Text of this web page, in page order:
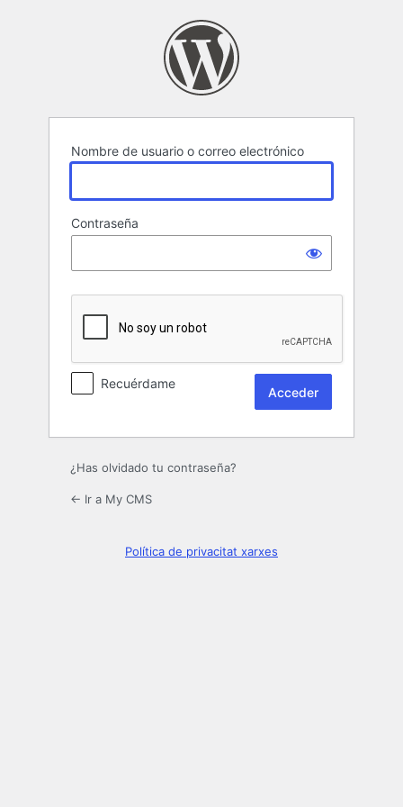
Nombre de usuario o correo electrónico
Contraseña
Recuérdame
¿Has olvidado tu contraseña?
← Ir a My CMS
Política de privacitat xarxes